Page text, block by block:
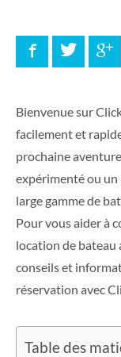
FacebookTwitter
Bienvenue sur
facilement et
prochaine
expérimenté ou un
large gamme de
Pour vous aider à
location de bateau
conseils et
réservation avec
Table des